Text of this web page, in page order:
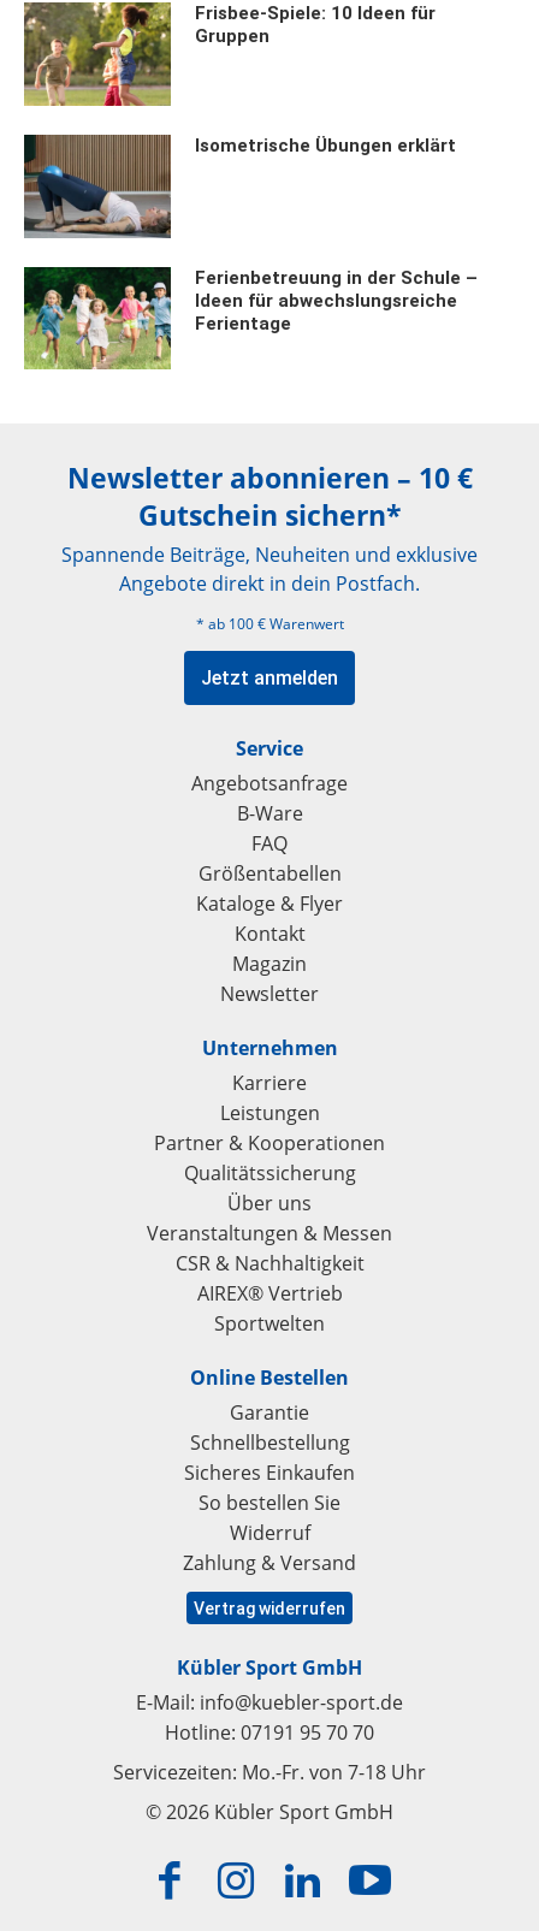
Frisbee-Spiele: 10 Ideen für
Gruppen
Isometrische Übungen erklärt
Ferienbetreuung in der Schule –
Ideen für abwechslungsreiche
Ferientage
Newsletter abonnieren – 10 €
Gutschein sichern*
Spannende Beiträge, Neuheiten und exklusive
Angebote direkt in dein Postfach.
* ab 100 € Warenwert
Jetzt anmelden
Service
Angebotsanfrage
B-Ware
FAQ
Größentabellen
Kataloge & Flyer
Kontakt
Magazin
Newsletter
Unternehmen
Karriere
Leistungen
Partner & Kooperationen
Qualitätssicherung
Über uns
Veranstaltungen & Messen
CSR & Nachhaltigkeit
AIREX® Vertrieb
Sportwelten
Online Bestellen
Garantie
Schnellbestellung
Sicheres Einkaufen
So bestellen Sie
Widerruf
Zahlung & Versand
Vertrag widerrufen
Kübler Sport GmbH
E-Mail: info@kuebler-sport.de
Hotline: 07191 95 70 70
Servicezeiten: Mo.-Fr. von 7-18 Uhr
© 2026 Kübler Sport GmbH